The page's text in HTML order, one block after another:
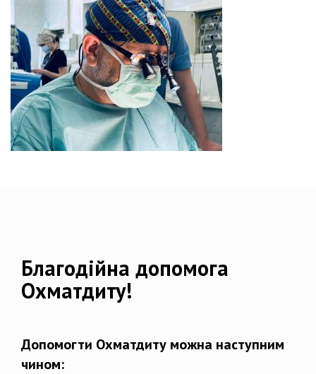
Благодійна допомога
Охматдиту!
Допомогти Охматдиту можна наступним
чином: